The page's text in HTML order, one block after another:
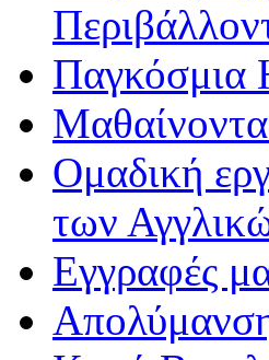
Παγκόσμια
Ομαδική
των
Εγγραφές